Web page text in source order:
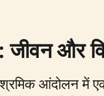
जीवन और
श्रमिक आंदोलन में